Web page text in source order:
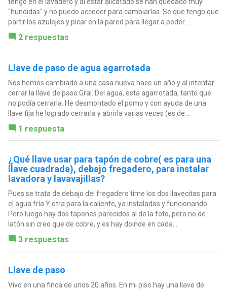
"hundidas" y no puedo acceder para cambiarlas. Se que tengo que
partir los azulejos y picar en la pared para llegar a poder...
2 respuestas
Llave de paso de agua agarrotada
Nos hemos cambiado a una casa nueva hace un año y al intentar
cerrar la llave de paso Gral. Del agua, esta agarrotada, tanto que
no podía cerrarla. He desmontado el pomo y con ayuda de una
llave fija he logrado cerrarla y abrirla varias veces (es de...
1 respuesta
¿Qué llave usar para tapón de cobre( es para una
llave cuadrada), debajo fregadero, para instalar
lavadora y lavavajillas?
Pues se trata de debajo del fregadero time los dos llavecitas para
el agua fría Y otra para la caliente, ya instaladas y funcionando.
Pero luego hay dos tapones parecidos al de la foto, pero no de
latón sin creo que de cobre, y es hay doinde en cada...
3 respuestas
Llave de paso
Vivo en una finca de unos 20 años. En mi piso hay una llave de